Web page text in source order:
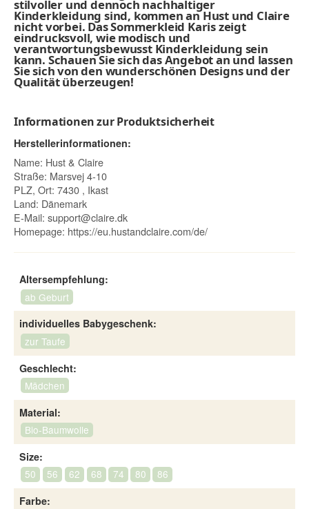
stilvoller und dennoch nachhaltiger
Kinderkleidung sind, kommen an Hust und Claire
nicht vorbei. Das Sommerkleid Karis zeigt
eindrucksvoll, wie modisch und
verantwortungsbewusst Kinderkleidung sein
kann. Schauen Sie sich das Angebot an und lassen
Sie sich von den wunderschönen Designs und der
Qualität überzeugen!
Informationen zur Produktsicherheit
Herstellerinformationen:
Name: Hust & Claire
Straße: Marsvej 4-10
PLZ, Ort: 7430 , Ikast
Land: Dänemark
E-Mail: support@claire.dk
Homepage: https://eu.hustandclaire.com/de/
Altersempfehlung:
ab Geburt
individuelles Babygeschenk:
zur Taufe
Geschlecht:
Mädchen
Material:
Bio-Baumwolle
Size:
50
56 62 68 74 80
86
Farbe: